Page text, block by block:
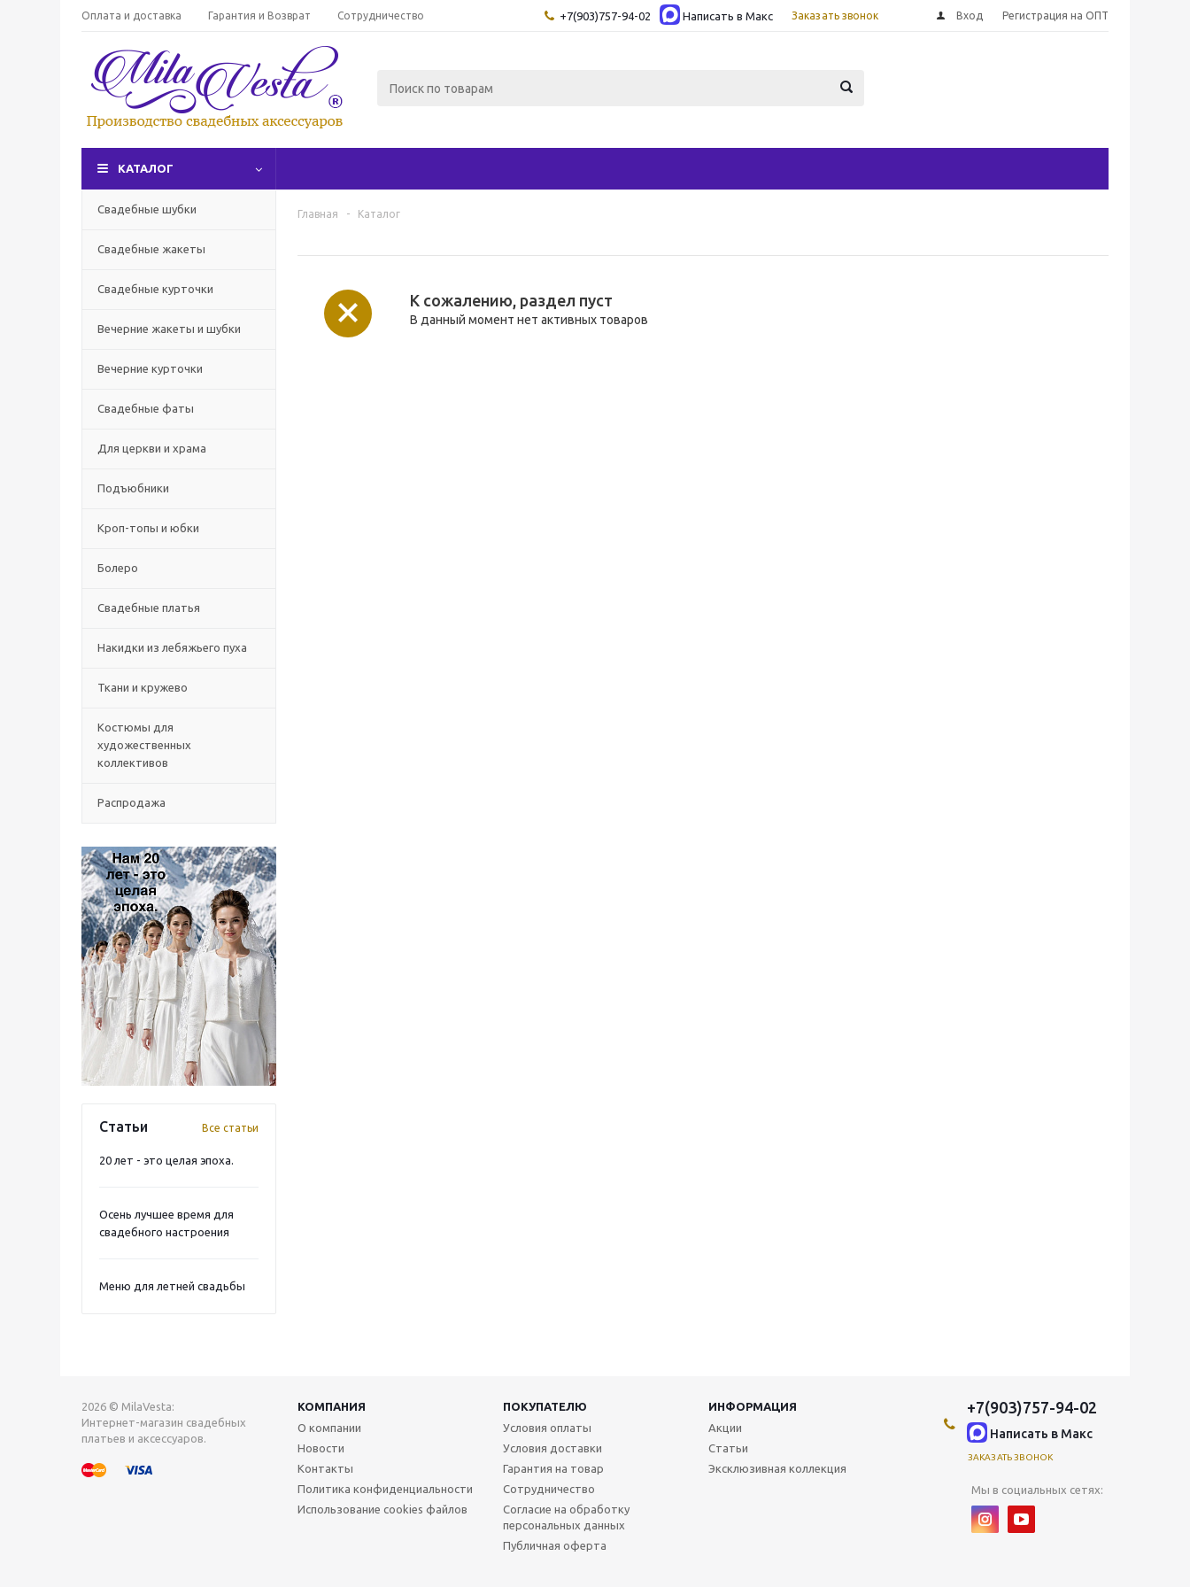
Оплата и доставка Гарантия и Возврат Сотрудничество +7(903)757-94-02 Написать в Maкс Заказать звонок Вход Регистрация на ОПТ
КАТАЛОГ
Свадебные шубки
Свадебные жакеты
Свадебные курточки
Вечерние жакеты и шубки
Вечерние курточки
Свадебные фаты
Для церкви и храма
Подъюбники
Кроп-топы и юбки
Болеро
Свадебные платья
Накидки из лебяжьего пуха
Ткани и кружево
Костюмы для
художественных
коллективов
Распродажа
Статьи Все статьи
20 лет - это целая эпоха.
Осень лучшее время для
свадебного настроения
Меню для летней свадьбы
Главная - Каталог
К сожалению, раздел пуст
В данный момент нет активных товаров
2026 © MilaVesta:
Интернет-магазин свадебных
платьев и аксессуаров.
КОМПАНИЯ ПОКУПАТЕЛЮ
ИНФОРМАЦИЯ
О компании
Новости
Контакты
Политика конфиденциальности
Использование cookies файлов
Условия оплаты
Условия доставки
Гарантия на товар
Сотрудничество
Согласие на обработку
персональных данных
Публичная оферта
Акции
Статьи
Эксклюзивная коллекция
+7(903)757-94-02
Написать в Maкс
ЗАКАЗАТЬ ЗВОНОК
Мы в социальных сетях: